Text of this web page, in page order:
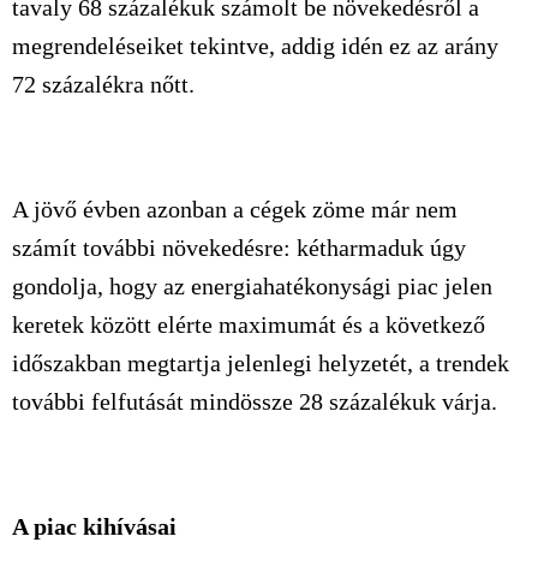
tavaly 68 százalékuk számolt be növekedésről a
megrendeléseiket tekintve, addig idén ez az arány
72 százalékra nőtt.
A jövő évben azonban a cégek zöme már nem
számít további növekedésre: kétharmaduk úgy
gondolja, hogy az energiahatékonysági piac jelen
keretek között elérte maximumát és a következő
időszakban megtartja jelenlegi helyzetét, a trendek
további felfutását mindössze 28 százalékuk várja.
A piac kihívásai